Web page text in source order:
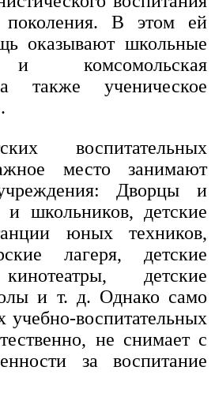
поколения. В этом ей
оказывают школьные
и комсомольская
также ученическое
воспитательных
место занимают
Дворцы и
школьников, детские
юных техников,
лагеря, детские
детские
и т. д. Однако само
учебно-воспитательных
не снимает с
за воспитание